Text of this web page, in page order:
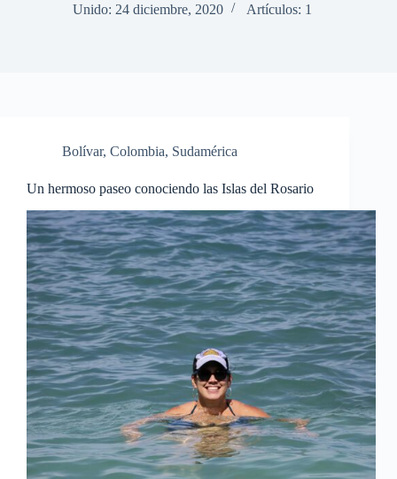
Unido: 24 diciembre, 2020 Artículos: 1
Bolívar, Colombia, Sudamérica
Un hermoso paseo conociendo las Islas del Rosario